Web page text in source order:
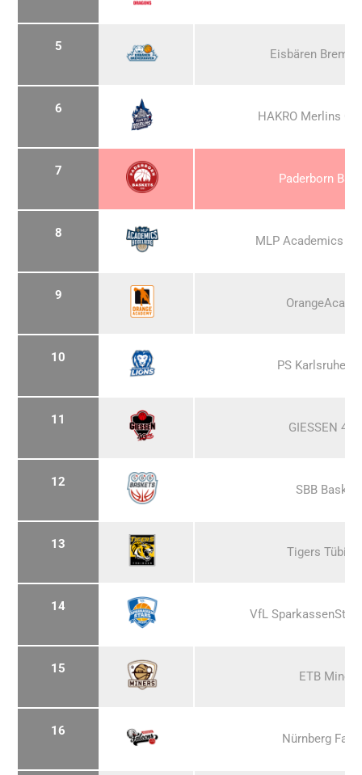
5
Eisbären
6
HAKRO Merlins
7
Paderborn
8
MLP Academics
9
10
PS Karlsruhe
11
GIESSEN
12
SBB
13
Tigers
14
VfL
15
ETB Miners
16
Nürnberg